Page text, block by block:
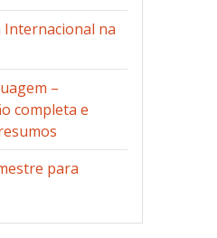
Internacional na
–
completa e
para